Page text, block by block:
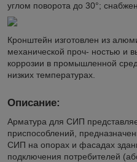
углом поворота до 30°;
Кронштейн изготовлен из
механической проч- ностью и
коррозии в промышленной
низких температурах.
Описание:
Арматура для СИП
приспособлений,
СИП на опорах и фасадах
подключения потребителей